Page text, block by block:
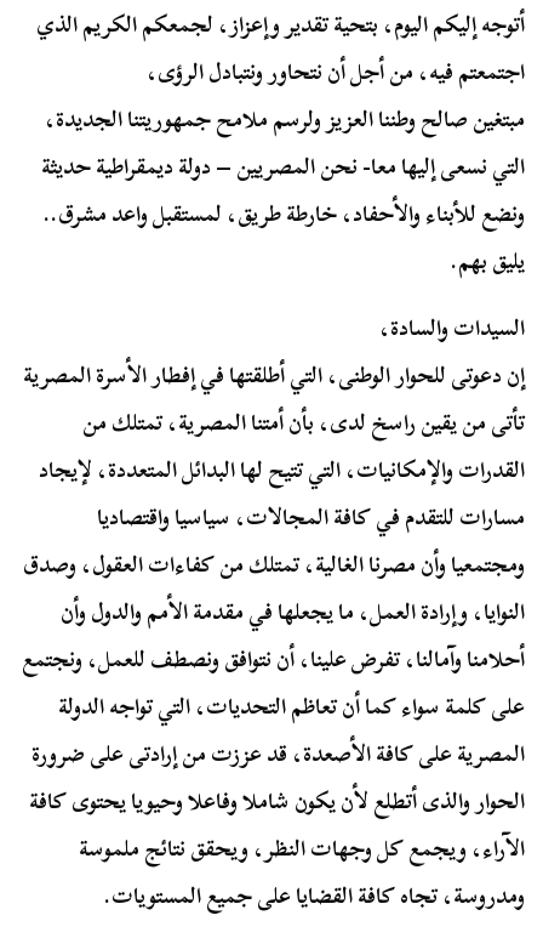
أتوجه إليكم اليوم، بتحية تقدير وإعزاز، لجمعكم الكريم الذي
اجتمعتم فيه، من أجل أن نتحاور ونتبادل الرؤى،
مبتغين صالح وطننا العزيز ولرسم ملامح جمهوريتنا الجديدة،
التي نسعى إليها معا- نحن المصريين – دولة ديمقراطية حديثة
ونضع للأبناء والأحفاد، خارطة طريق، لمستقبل واعد مشرق..
يليق بهم.
السيدات والسادة،
إن دعوتى للحوار الوطنى، التي أطلقتها في إفطار الأسرة المصرية
تأتى من يقين راسخ لدى، بأن أمتنا المصرية، تمتلك من
القدرات والإمكانيات، التي تتيح لها البدائل المتعددة، لإيجاد
مسارات للتقدم في كافة المجالات، سياسيا واقتصاديا
ومجتمعيا وأن مصرنا الغالية، تمتلك من كفاءات العقول، وصدق
النوايا، وإرادة العمل، ما يجعلها في مقدمة الأمم والدول وأن
أحلامنا وآمالنا، تفرض علينا، أن نتوافق ونصطف للعمل، ونجتمع
على كلمة سواء كما أن تعاظم التحديات، التي تواجه الدولة
المصرية على كافة الأصعدة، قد عززت من إرادتى على ضرورة
الحوار والذى أتطلع لأن يكون شاملا وفاعلا وحيويا يحتوى كافة
الآراء، ويجمع كل وجهات النظر، ويحقق نتائج ملموسة
ومدروسة، تجاه كافة القضايا على جميع المستويات.